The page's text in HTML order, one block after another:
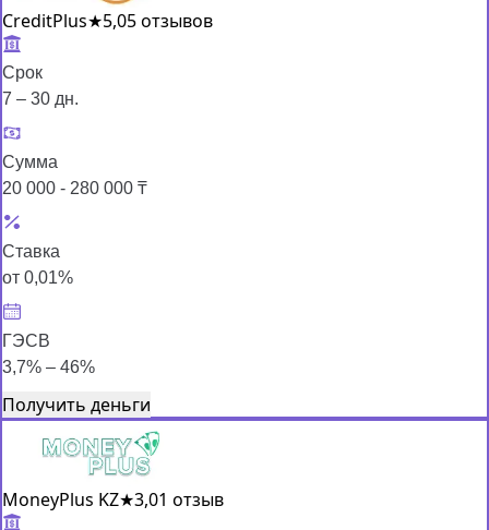
CreditPlus★5,05 отзывов
Срок
7 – 30 дн.
Сумма
20 000 - 280 000 ₸
Ставка
от 0,01%
ГЭСВ
3,7% – 46%
Получить деньги
MoneyPlus KZ★3,01 отзыв